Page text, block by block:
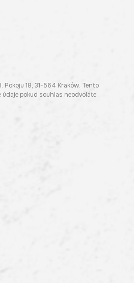
18, 31-564 Kraków. Tento
pokud souhlas neodvoláte.